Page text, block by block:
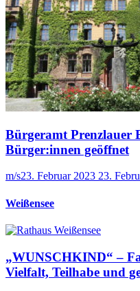
Bürgeramt Prenzlauer
Bürger:innen geöffnet
m/s23. Februar 2023 23.
Weißensee
„WUNSCHKIND“ –
Vielfalt, Teilhabe und